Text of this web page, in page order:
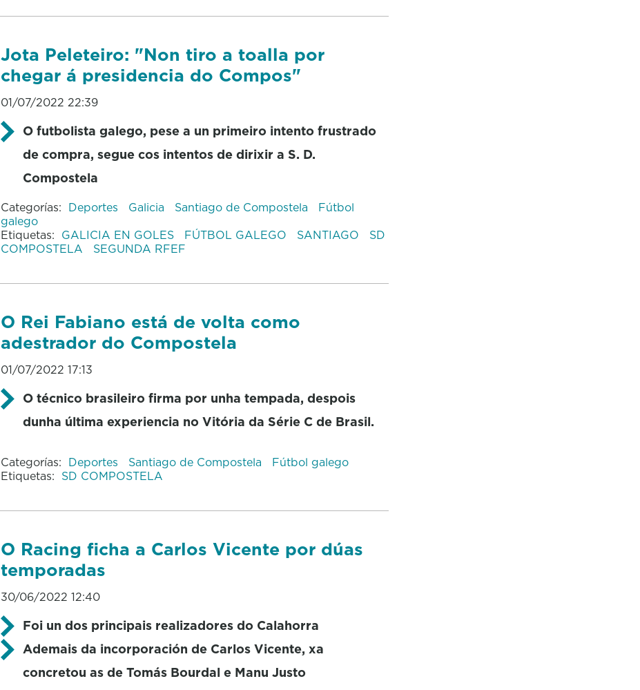
Jota Peleteiro: "Non tiro a toalla por
chegar á presidencia do Compos"
01/07/2022 22:39
O futbolista galego, pese a un primeiro intento frustrado
de compra, segue cos intentos de dirixir a S. D.
Compostela
Categorías: Deportes Galicia Santiago de Compostela
Fútbol
galego
Etiquetas: GALICIA EN GOLES FÚTBOL GALEGO SANTIAGO
SD
COMPOSTELA
SEGUNDA RFEF
O Rei Fabiano está de volta como
adestrador do Compostela
01/07/2022 17:13
O técnico brasileiro firma por unha tempada, despois
dunha última experiencia no Vitória da Série C de Brasil.
Categorías: Deportes Santiago de Compostela
Fútbol galego
Etiquetas: SD COMPOSTELA
O Racing ficha a Carlos Vicente por dúas
temporadas
30/06/2022 12:40
Foi un dos principais realizadores do Calahorra
Ademais da incorporación de Carlos Vicente, xa
concretou as de Tomás Bourdal e Manu Justo